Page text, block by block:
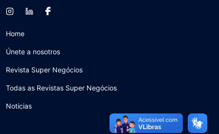
Home
Únete a nosotros
Revista Super Negócios
Todas as Revistas Super Negócios
Noticias